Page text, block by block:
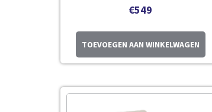
€549
TOEVOEGEN AAN WINKELWAGEN